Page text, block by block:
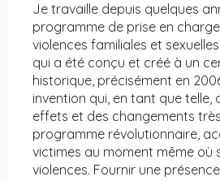
Je travaille depuis quelques
programme de prise en
violences familiales et
qui a été conçu et créé à un
historique, précisément en
invention qui, en tant que telle,
effets et des changements
programme révolutionnaire,
victimes au moment même où
violences. Fournir une